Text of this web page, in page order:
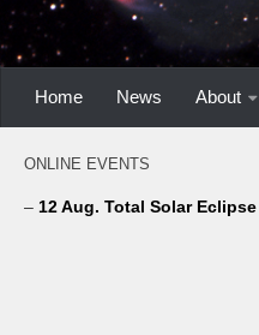
Home News About
ONLINE EVENTS
– 12 Aug. Total Solar Eclipse